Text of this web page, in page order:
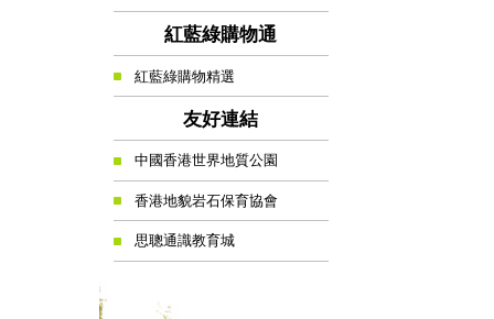
紅藍綠購物通
紅藍綠購物精選
友好連結
中國香港世界地質公園
香港地貌岩石保育協會
思聰通識教育城